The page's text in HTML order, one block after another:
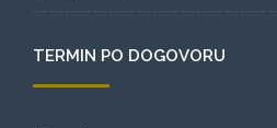
TERMIN PO DOGOVORU